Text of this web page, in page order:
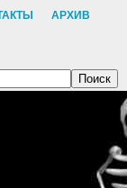
АРХИВ
Поиск